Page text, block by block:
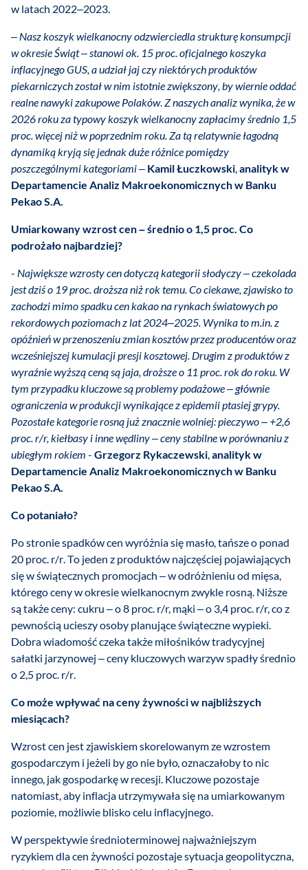
w latach 2022–2023.
– Nasz koszyk wielkanocny odzwierciedla strukturę konsumpcji
w okresie Świąt – stanowi ok. 15 proc. oficjalnego koszyka
inflacyjnego GUS, a udział jaj czy niektórych produktów
piekarniczych został w nim istotnie zwiększony, by wiernie oddać
realne nawyki zakupowe Polaków.Z naszych analiz wynika, że w
2026 roku za typowy koszyk wielkanocny zapłacimy średnio 1,5
proc. więcej niż w poprzednim roku. Za tą relatywnie łagodną
dynamiką kryją się jednak duże różnice pomiędzy
poszczególnymi kategoriami – Kamil Łuczkowski,analityk w
Departamencie Analiz Makroekonomicznych w Banku
Pekao S.A.
Umiarkowany wzrost cen – średnio o 1,5 proc. Co
podrożało najbardziej?
- Największe wzrosty cen dotyczą kategorii słodyczy – czekolada
jest dziś o 19 proc. droższa niż rok temu. Co ciekawe, zjawisko to
zachodzi mimo spadku cen kakao na rynkach światowych po
rekordowych poziomach z lat 2024–2025. Wynika to m.in. z
opóźnień w przenoszeniu zmian kosztów przez producentów oraz
wcześniejszej kumulacji presji kosztowej. Drugim z produktów z
wyraźnie wyższą ceną są jaja, droższe o 11 proc. rok do roku. W
tym przypadku kluczowe są problemy podażowe – głównie
ograniczenia w produkcji wynikające z epidemii ptasiej grypy.
Pozostałe kategorie rosną już znacznie wolniej: pieczywo – +2,6
proc. r/r, kiełbasy i inne wędliny – ceny stabilne w porównaniu z
ubiegłym rokiem - Grzegorz Rykaczewski,analityk w
Departamencie Analiz Makroekonomicznych w Banku
Pekao S.A.
Co potaniało?
Po stronie spadków cen wyróżnia się masło, tańsze o ponad
20 proc. r/r. To jeden z produktów najczęściej pojawiających
się w świątecznych promocjach – w odróżnieniu od mięsa,
którego ceny w okresie wielkanocnym zwykle rosną. Niższe
są także ceny: cukru – o 8 proc. r/r, mąki – o 3,4 proc. r/r, co z
pewnością ucieszy osoby planujące świąteczne wypieki.
Dobra wiadomość czeka także miłośników tradycyjnej
sałatki jarzynowej – ceny kluczowych warzyw spadły średnio
o 2,5 proc. r/r.
Co może wpływać na ceny żywności w najbliższych
miesiącach?
Wzrost cen jest zjawiskiem skorelowanym ze wzrostem
gospodarczym i jeżeli by go nie było, oznaczałoby to nic
innego, jak gospodarkę w recesji. Kluczowe pozostaje
natomiast, aby inflacja utrzymywała się na umiarkowanym
poziomie, możliwie blisko celu inflacyjnego.
W perspektywie średnioterminowej najważniejszym
ryzykiem dla cen żywności pozostaje sytuacja geopolityczna,